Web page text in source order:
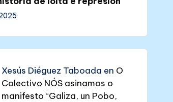
Xesús Diéguez Taboada en O
Colectivo NÓS asinamos o
manifesto “Galiza, un Pobo,